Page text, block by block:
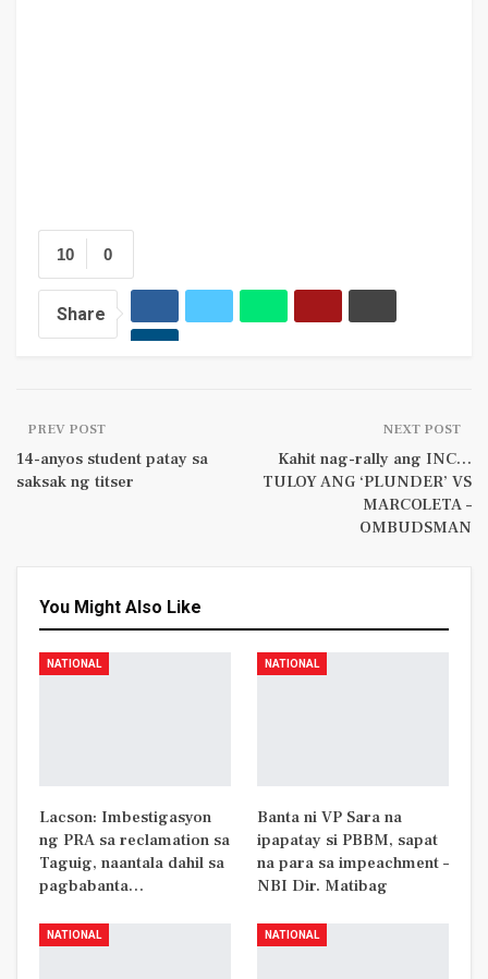
0
10
Share
PREV POST
14-anyos student patay sa
saksak ng titser
NEXT POST
Kahit nag-rally ang INC…
TULOY ANG ‘PLUNDER’ VS
MARCOLETA –
OMBUDSMAN
You Might Also Like
NATIONAL
Lacson: Imbestigasyon
ng PRA sa reclamation sa
Taguig, naantala dahil sa
pagbabanta…
NATIONAL
Banta ni VP Sara na
ipapatay si PBBM, sapat
na para sa impeachment –
NBI Dir. Matibag
NATIONAL NATIONAL